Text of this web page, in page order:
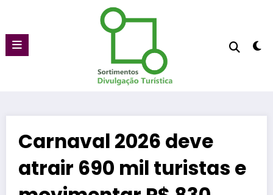
conteúdo
Carnaval 2026 deve
atrair 690 mil turistas e